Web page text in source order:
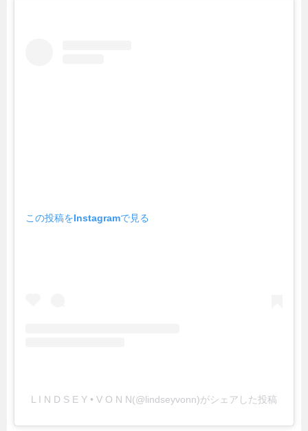
この投稿をInstagramで見る
L I N D S E Y • V O N N(@lindseyvonn)がシェアした投稿